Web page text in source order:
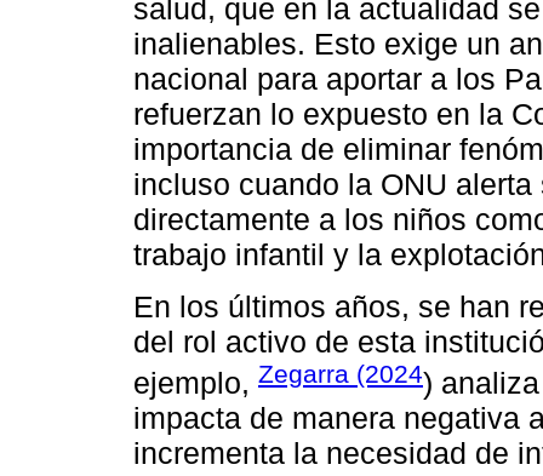
salud, que en la actualidad
inalienables. Esto exige un
nacional para aportar a los
refuerzan lo expuesto en la
importancia de eliminar
incluso cuando la ONU
directamente a los niños
trabajo infantil y la
En los últimos años, se han
del rol activo de esta
ejemplo, Zegarra (2024)
impacta de manera negativa
incrementa la necesidad de